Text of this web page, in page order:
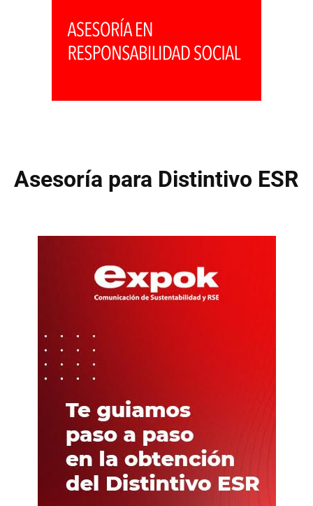
Asesoría para Distintivo ESR